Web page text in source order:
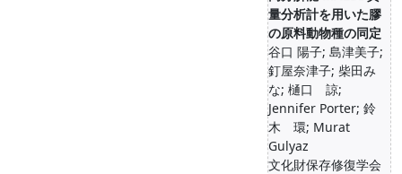
量分析計を用いた膠
の原料動物種の同定
谷口 陽子; 島津美子;
釘屋奈津子; 柴田み
な; 樋口 諒;
Jennifer Porter; 鈴
木 環; Murat
Gulyaz
文化財保存修復学会